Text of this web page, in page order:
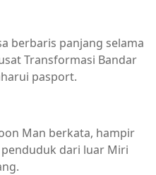
berbaris panjang selama
Transformasi Bandar
pasport.
Man berkata, hampir
dari luar Miri